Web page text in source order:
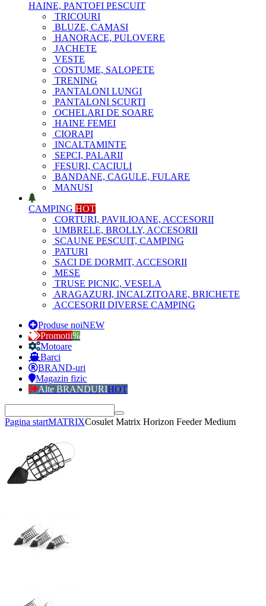
HAINE, PANTOFI PESCUIT
TRICOURI
BLUZE, CAMASI
HANORACE, PULOVERE
JACHETE
VESTE
COSTUME, SALOPETE
TRENING
PANTALONI LUNGI
PANTALONI SCURTI
OCHELARI DE SOARE
HAINE FEMEI
CIORAPI
INCALTAMINTE
SEPCI, PALARII
FESURI, CACIULI
BANDANE, CAGULE, FULARE
MANUSI
CAMPING HOT
CORTURI, PAVILIOANE, ACCESORII
UMBRELE, BROLLY, ACCESORII
SCAUNE PESCUIT, CAMPING
PATURI
SACI DE DORMIT, ACCESORII
MESE
TRUSE PICNIC, VESELA
ARAGAZURI, INCALZITOARE, BRICHETE
ACCESORII DIVERSE CAMPING
Produse noiNEW
Promotii%
Motoare
Barci
BRAND-uri
Magazin fizic
Alte BRANDURIHOT
Pagina startMATRIXCosulet Matrix Horizon Feeder Medium